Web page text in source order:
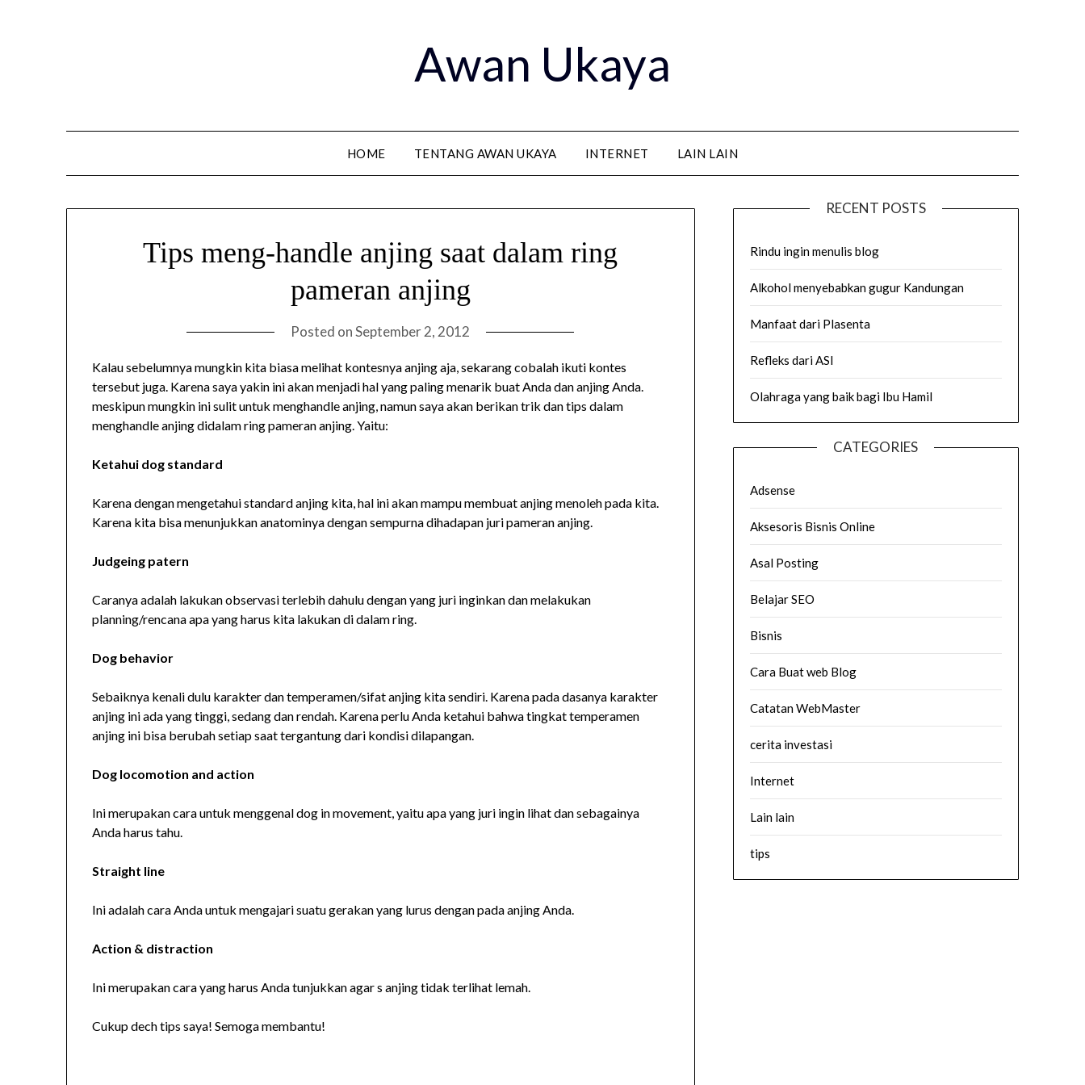
Awan Ukaya
HOME TENTANG AWAN UKAYA INTERNET LAIN LAIN
Tips meng-handle anjing saat dalam ring
pameran anjing
Posted onSeptember 2, 2012
Kalau sebelumnya mungkin kita biasa melihat kontesnya anjing aja, sekarang cobalah ikuti kontes
tersebut juga. Karena saya yakin ini akan menjadi hal yang paling menarik buat Anda dan anjing Anda.
meskipun mungkin ini sulit untuk menghandle anjing, namun saya akan berikan trik dan tips dalam
menghandle anjing didalam ring pameran anjing. Yaitu:
Ketahui dog standard
Karena dengan mengetahui standard anjing kita, hal ini akan mampu membuat anjing menoleh pada kita.
Karena kita bisa menunjukkan anatominya dengan sempurna dihadapan juri pameran anjing.
Judgeing patern
Caranya adalah lakukan observasi terlebih dahulu dengan yang juri inginkan dan melakukan
planning/rencana apa yang harus kita lakukan di dalam ring.
Dog behavior
Sebaiknya kenali dulu karakter dan temperamen/sifat anjing kita sendiri. Karena pada dasanya karakter
anjing ini ada yang tinggi, sedang dan rendah. Karena perlu Anda ketahui bahwa tingkat temperamen
anjing ini bisa berubah setiap saat tergantung dari kondisi dilapangan.
Dog locomotion and action
Ini merupakan cara untuk menggenal dog in movement, yaitu apa yang juri ingin lihat dan sebagainya
Anda harus tahu.
Straight line
Ini adalah cara Anda untuk mengajari suatu gerakan yang lurus dengan pada anjing Anda.
Action & distraction
Ini merupakan cara yang harus Anda tunjukkan agar s anjing tidak terlihat lemah.
Cukup dech tips saya! Semoga membantu!
RECENT POSTS
Rindu ingin menulis blog
Alkohol menyebabkan gugur Kandungan
Manfaat dari Plasenta
Refleks dari ASI
Olahraga yang baik bagi Ibu Hamil
CATEGORIES
Adsense
Aksesoris Bisnis Online
Asal Posting
Belajar SEO
Bisnis
Cara Buat web Blog
Catatan WebMaster
cerita investasi
Internet
Lain lain
tips